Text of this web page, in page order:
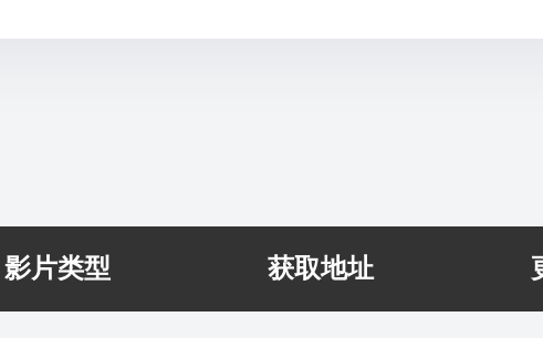
影片类型 获取地址